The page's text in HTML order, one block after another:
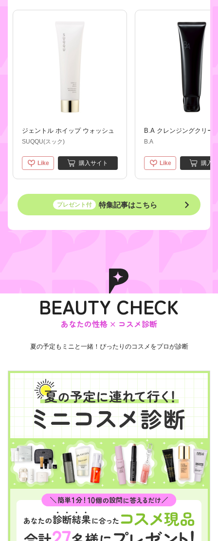
ジェントル ホイップ ウォッシュ
SUQQU(スック)
Like 購入サイト
B.A クレンジングクリー
B.A
Like 購入
o
プレゼント付 特集記事はこちら
BEAUTY CHECK
あなたの性格 × コスメ診断
夏の予定もミニと一緒！ぴったりのコスメをプロが診断